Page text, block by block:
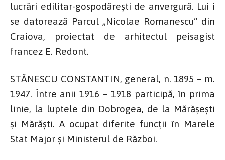
lucrări edilitar-gospodărești de anvergură. Lui i
se datorează Parcul „Nicolae Romanescu“ din
Craiova, proiectat de arhitectul peisagist
francez E. Redont.
STĂNESCU CONSTANTIN, general, n. 1895 – m.
1947. Între anii 1916 – 1918 participă, în prima
linie, la luptele din Dobrogea, de la Mărășești
și Mărăști. A ocupat diferite funcții în Marele
Stat Major și Ministerul de Război.